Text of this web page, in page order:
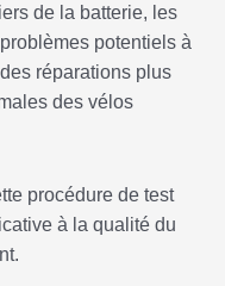
de la batterie, les
potentiels à
réparations plus
des vélos
procédure de test
à la qualité du